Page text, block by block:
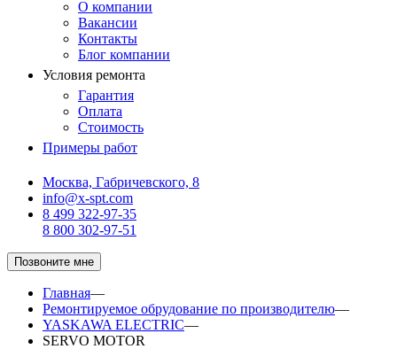
О компании
Вакансии
Контакты
Блог компании
Условия ремонта
Гарантия
Оплата
Стоимость
Примеры работ
Москва, Габричевского, 8
info@x-spt.com
8 499 322-97-35
8 800 302-97-51
Позвоните мне
Главная—
Ремонтируемое обрудование по производителю—
YASKAWA ELECTRIC—
SERVO MOTOR